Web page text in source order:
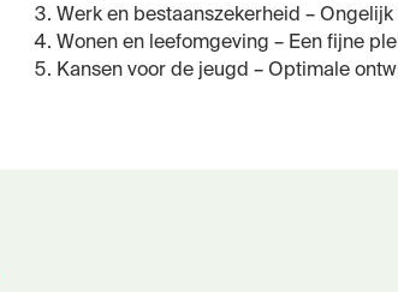
Werk en bestaanszekerheid –
Wonen en leefomgeving – Een fijne
Kansen voor de jeugd – Optimale